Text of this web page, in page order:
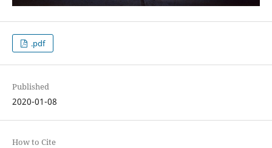
.pdf
Published
2020-01-08
How to Cite